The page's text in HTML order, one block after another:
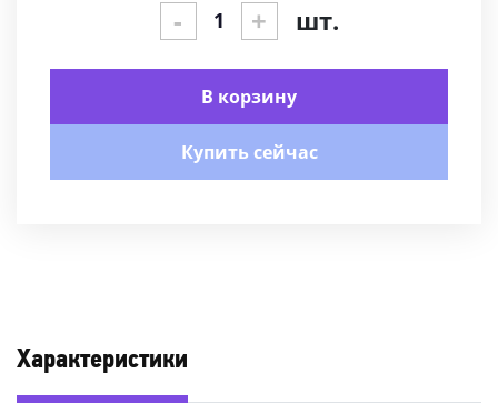
- + шт.
В корзину
Купить сейчас
Характеристики